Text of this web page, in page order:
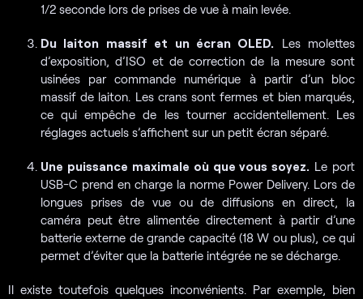
1/2 seconde lors de prises de vue à main levée.
Du laiton massif et un écran OLED. Les molettes
d’exposition, d’ISO et de correction de la mesure sont
usinées par commande numérique à partir d’un bloc
massif de laiton. Les crans sont fermes et bien marqués,
ce qui empêche de les tourner accidentellement. Les
réglages actuels s’affichent sur un petit écran séparé.
Une puissance maximale où que vous soyez. Le port
USB-C prend en charge la norme Power Delivery. Lors de
longues prises de vue ou de diffusions en direct, la
caméra peut être alimentée directement à partir d’une
batterie externe de grande capacité (18 W ou plus), ce qui
permet d’éviter que la batterie intégrée ne se décharge.
Il existe toutefois quelques inconvénients. Par exemple, bien